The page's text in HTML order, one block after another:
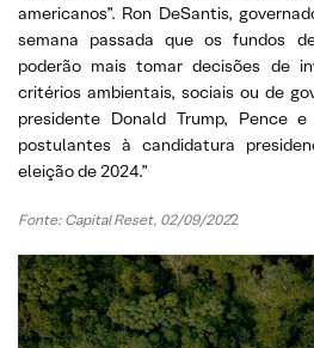
americanos”. Ron DeSantis,
semana passada que os fundos
poderão mais tomar decisões de
critérios ambientais, sociais ou de
presidente Donald Trump, Pence
postulantes à candidatura
eleição de 2024.”
Fonte: Capital Reset, 02/09/2022